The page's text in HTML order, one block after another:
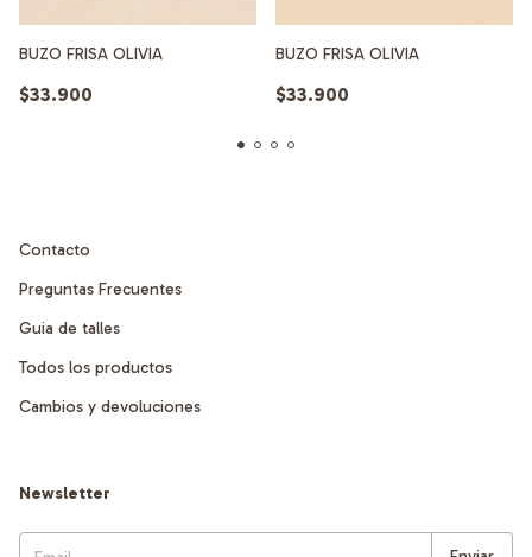
BUZO FRISA OLIVIA
$33.900
BUZO FRISA OLIVIA
$33.900
Contacto
Preguntas Frecuentes
Guia de talles
Todos los productos
Cambios y devoluciones
Newsletter